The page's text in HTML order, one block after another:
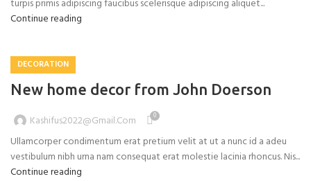
turpis primis adipiscing faucibus scelerisque adipiscing aliquet...
Continue reading
DECORATION
New home decor from John Doerson
Kashifus2022@gmail.com 0
Ullamcorper condimentum erat pretium velit at ut a nunc id a adeu
vestibulum nibh urna nam consequat erat molestie lacinia rhoncus. Nis...
Continue reading